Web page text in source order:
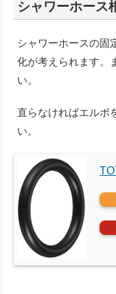
シャワーホース
シャワーホースの固
化が考えられます。
い。
直らなければエルボ
い。